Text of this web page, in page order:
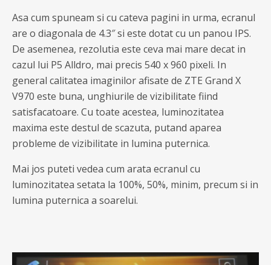
Asa cum spuneam si cu cateva pagini in urma, ecranul
are o diagonala de 4.3″ si este dotat cu un panou IPS.
De asemenea, rezolutia este ceva mai mare decat in
cazul lui P5 Alldro, mai precis 540 x 960 pixeli. In
general calitatea imaginilor afisate de ZTE Grand X
V970 este buna, unghiurile de vizibilitate fiind
satisfacatoare. Cu toate acestea, luminozitatea
maxima este destul de scazuta, putand aparea
probleme de vizibilitate in lumina puternica.
Mai jos puteti vedea cum arata ecranul cu
luminozitatea setata la 100%, 50%, minim, precum si in
lumina puternica a soarelui.